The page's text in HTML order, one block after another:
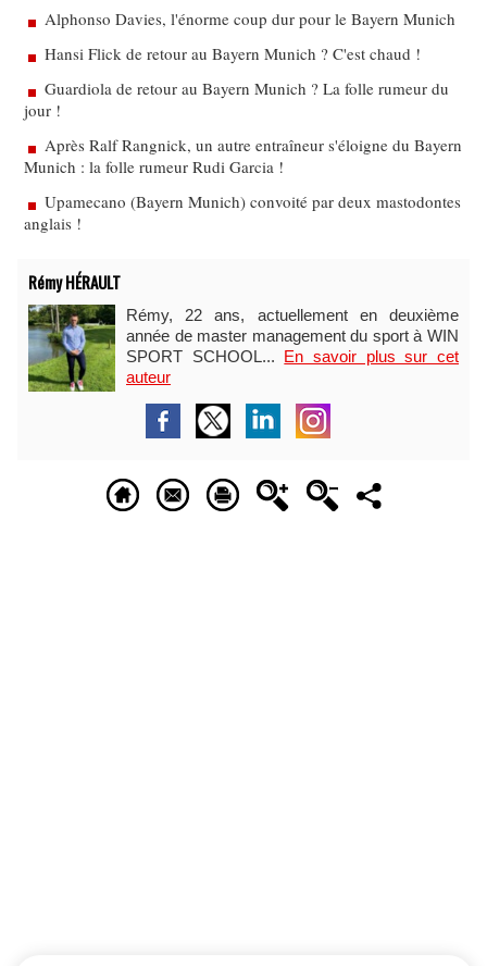
Alphonso Davies, l'énorme coup dur pour le Bayern Munich
Hansi Flick de retour au Bayern Munich ? C'est chaud !
Guardiola de retour au Bayern Munich ? La folle rumeur du
jour !
Après Ralf Rangnick, un autre entraîneur s'éloigne du Bayern
Munich : la folle rumeur Rudi Garcia !
Upamecano (Bayern Munich) convoité par deux mastodontes
anglais !
Rémy HÉRAULT
Rémy, 22 ans, actuellement en deuxième
année de master management du sport à WIN
SPORT SCHOOL... En savoir plus sur cet
auteur